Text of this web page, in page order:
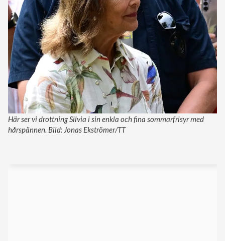
Här ser vi drottning Silvia i sin enkla och fina sommarfrisyr med
hårspännen. Bild: Jonas Ekströmer/TT